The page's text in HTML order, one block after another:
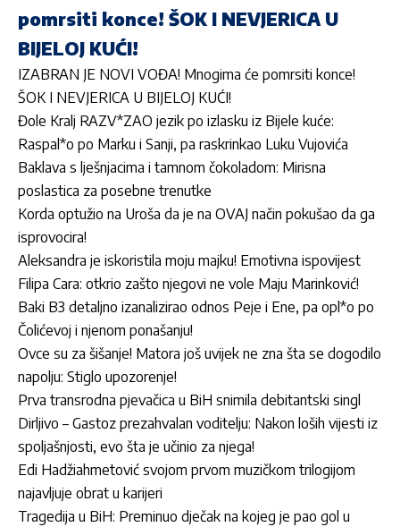
pomrsiti konce! ŠOK I NEVJERICA U
BIJELOJ KUĆI!
IZABRAN JE NOVI VOĐA! Mnogima će pomrsiti konce!
ŠOK I NEVJERICA U BIJELOJ KUĆI!
Đole Kralj RAZV*ZAO jezik po izlasku iz Bijele kuće:
Raspal*o po Marku i Sanji, pa raskrinkao Luku Vujovića
Baklava s lješnjacima i tamnom čokoladom: Mirisna
poslastica za posebne trenutke
Korda optužio na Uroša da je na OVAJ način pokušao da ga
isprovocira!
Aleksandra je iskoristila moju majku! Emotivna ispovijest
Filipa Cara: otkrio zašto njegovi ne vole Maju Marinković!
Baki B3 detaljno izanalizirao odnos Peje i Ene, pa opl*o po
Čolićevoj i njenom ponašanju!
Ovce su za šišanje! Matora još uvijek ne zna šta se dogodilo
napolju: Stiglo upozorenje!
Prva transrodna pjevačica u BiH snimila debitantski singl
Dirljivo – Gastoz prezahvalan voditelju: Nakon loših vijesti iz
spoljašnjosti, evo šta je učinio za njega!
Edi Hadžiahmetović svojom prvom muzičkom trilogijom
najavljuje obrat u karijeri
Tragedija u BiH: Preminuo dječak na kojeg je pao gol u